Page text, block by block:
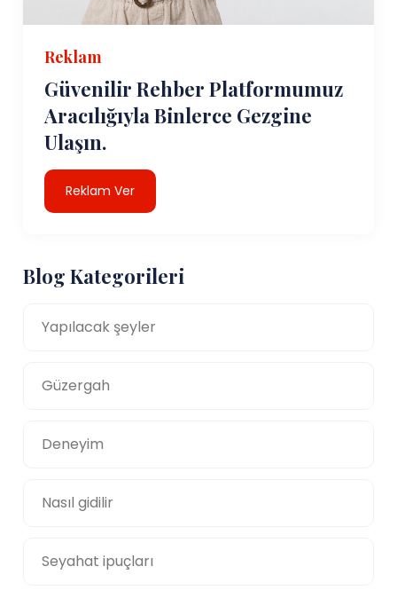
Reklam
Güvenilir Rehber Platformumuz
Aracılığıyla Binlerce Gezgine
Ulaşın.
Reklam Ver
Blog Kategorileri
Yapılacak şeyler
Güzergah
Deneyim
Nasıl gidilir
Seyahat ipuçları